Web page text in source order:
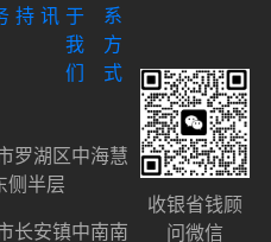
持 讯 于
我
们
系
方
式
罗湖区中海慧
侧半层
长安镇中南南
收银省钱顾
问微信